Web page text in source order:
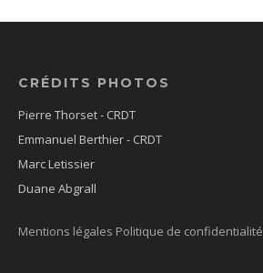
CRÉDITS PHOTOS
Pierre Thorset - CRDT
Emmanuel Berthier - CRDT
Marc Letissier
Duane Abgrall
Mentions légales Politique de confidentialité